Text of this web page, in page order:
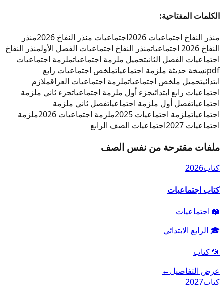
الكلمات المفتاحية:
منذر النفاخ اجتماعيات 2026
اجتماعيات منذر النفاخ 2026
منذر
النفاخ 2026 اجتماعيات
منذر النفاخ اجتماعيات الفصل الأولمنذر النفاخ
اجتماعيات الفصل الثانيتحميل ملزمة اجتماعياتملزمة اجتماعيات
pdfنسخة حديثة ملزمة اجتماعياتملخص اجتماعيات رابع
ابتدائيتحميل ملخص اجتماعياتملزمة اجتماعيات العراقملازم
اجتماعيات رابع ابتدائيجزء أول ملزمة اجتماعياتجزء ثاني ملزمة
اجتماعياتفصل أول ملزمة اجتماعياتفصل ثاني ملزمة
اجتماعياتملزمة اجتماعيات 2025 ملزمة اجتماعيات 2026
ملزمة
اجتماعيات 2027
اجتماعيات الصف الرابع
ملفات مقترحة من نفس الصف
كتاب2026
كتاب اجتماعيات
📖 اجتماعيات
🎓 الرابع الابتدائي
📂 كتاب
عرض التفاصيل←
كتاب2027